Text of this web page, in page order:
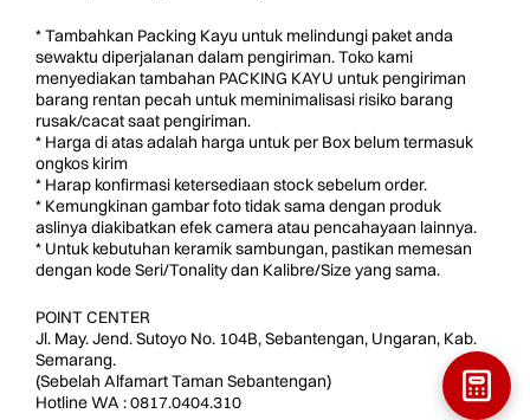
* Tambahkan Packing Kayu untuk melindungi paket anda
sewaktu diperjalanan dalam pengiriman. Toko kami
menyediakan tambahan PACKING KAYU untuk pengiriman
barang rentan pecah untuk meminimalisasi risiko barang
rusak/cacat saat pengiriman.
* Harga di atas adalah harga untuk per Box belum termasuk
ongkos kirim
* Harap konfirmasi ketersediaan stock sebelum order.
* Kemungkinan gambar foto tidak sama dengan produk
aslinya diakibatkan efek camera atau pencahayaan lainnya.
* Untuk kebutuhan keramik sambungan, pastikan memesan
dengan kode Seri/Tonality dan Kalibre/Size yang sama.
POINT CENTER
Jl. May. Jend. Sutoyo No. 104B, Sebantengan, Ungaran, Kab.
Semarang.
(Sebelah Alfamart Taman Sebantengan)
Hotline WA : 0817.0404.310